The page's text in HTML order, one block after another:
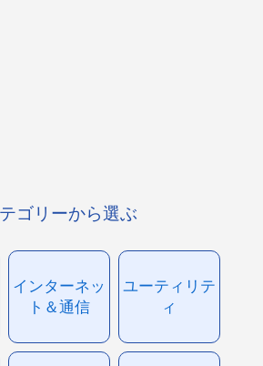
ゴリーから選ぶ
インターネッ
ト＆通信
ユーティリテ
ィ